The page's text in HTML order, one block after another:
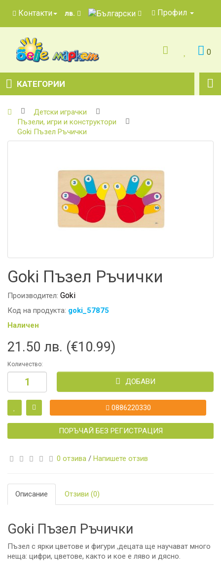
Контакти лв. Профил
0
КАТЕГОРИИ
Детски играчки
Пъзели, игри и конструктори
Goki Пъзел Ръчички
Goki Пъзел Ръчички
Производител: Goki
Код на продукта: goki_57875
Наличен
21.50 лв. (€10.99)
Количество:
ДОБАВИ
0886220330
ПОРЪЧАЙ БЕЗ РЕГИСТРАЦИЯ
0 отзива / Напишете отзив
Описание Отзиви (0)
Goki Пъзел Ръчички
Пъзел с ярки цветове и фигури ,децата ще научават много
неща: цифри, цветове, както и кое е ляво и дясно.